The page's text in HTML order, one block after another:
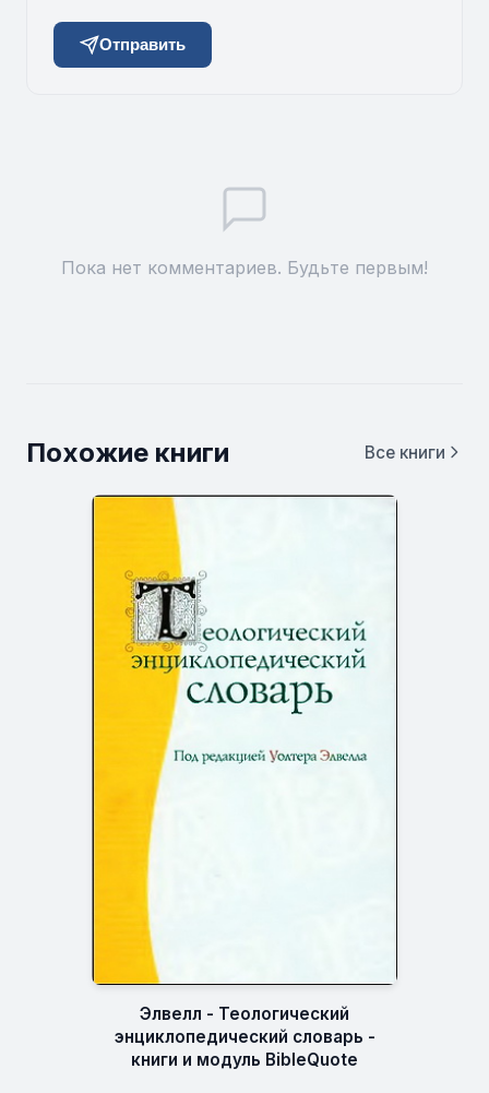
Отправить
Пока нет комментариев. Будьте первым!
Похожие книги Все книги
Элвелл - Теологический
энциклопедический словарь -
книги и модуль BibleQuote